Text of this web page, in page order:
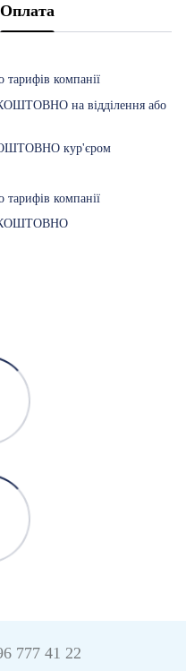
Оплата
компанії
на відділення або
кур'єром
компанії
777 41 22